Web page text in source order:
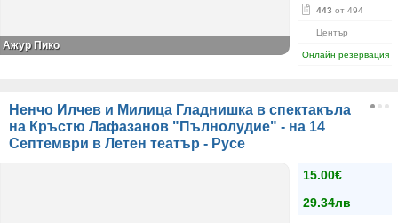
443 от 494
Център
Онлайн резервация
Ажур Пико
Ненчо Илчев и Милица Гладнишка в спектакъла
на Кръстю Лафазанов "Пълнолудие" - на 14
Септември в Летен театър - Русе
15.00€
29.34лв